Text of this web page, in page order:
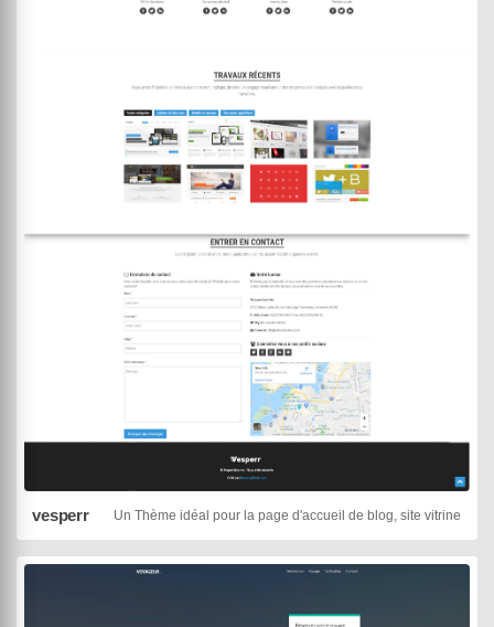
vesperr Un Thème idéal pour la page d'accueil de blog, site vitrine,
DEMO
ACHETER